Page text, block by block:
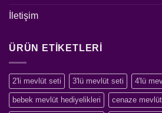
İletişim
ÜRÜN ETIKETLERI
2'li mevlüt seti 3'lü mevlüt seti 4'lü
bebek mevlüt hediyelikleri cenaze